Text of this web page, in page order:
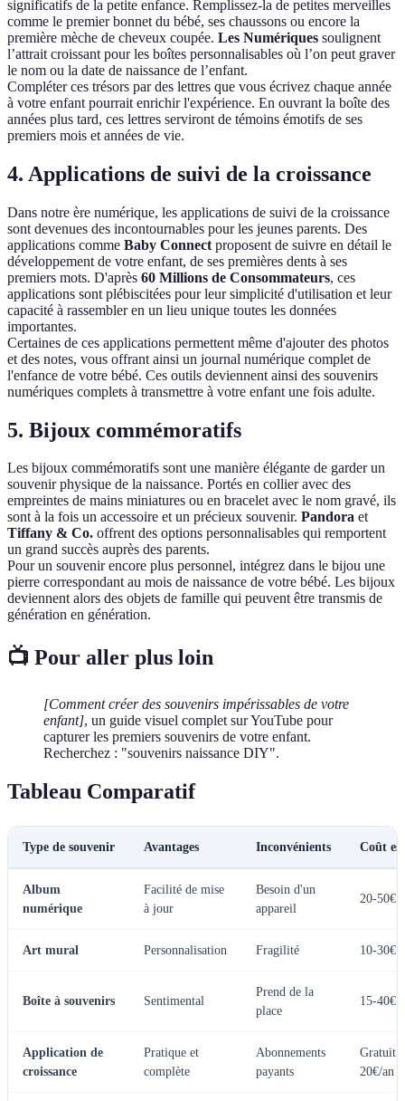
significatifs de la petite enfance. Remplissez-la de petites merveilles
comme le premier bonnet du bébé, ses chaussons ou encore la
première mèche de cheveux coupée. Les Numériques soulignent
l’attrait croissant pour les boîtes personnalisables où l’on peut graver
le nom ou la date de naissance de l’enfant.
Compléter ces trésors par des lettres que vous écrivez chaque année
à votre enfant pourrait enrichir l'expérience. En ouvrant la boîte des
années plus tard, ces lettres serviront de témoins émotifs de ses
premiers mois et années de vie.
4. Applications de suivi de la croissance
Dans notre ère numérique, les applications de suivi de la croissance
sont devenues des incontournables pour les jeunes parents. Des
applications comme Baby Connect proposent de suivre en détail le
développement de votre enfant, de ses premières dents à ses
premiers mots. D'après 60 Millions de Consommateurs, ces
applications sont plébiscitées pour leur simplicité d'utilisation et leur
capacité à rassembler en un lieu unique toutes les données
importantes.
Certaines de ces applications permettent même d'ajouter des photos
et des notes, vous offrant ainsi un journal numérique complet de
l'enfance de votre bébé. Ces outils deviennent ainsi des souvenirs
numériques complets à transmettre à votre enfant une fois adulte.
5. Bijoux commémoratifs
Les bijoux commémoratifs sont une manière élégante de garder un
souvenir physique de la naissance. Portés en collier avec des
empreintes de mains miniatures ou en bracelet avec le nom gravé, ils
sont à la fois un accessoire et un précieux souvenir. Pandora et
Tiffany & Co. offrent des options personnalisables qui remportent
un grand succès auprès des parents.
Pour un souvenir encore plus personnel, intégrez dans le bijou une
pierre correspondant au mois de naissance de votre bébé. Les bijoux
deviennent alors des objets de famille qui peuvent être transmis de
génération en génération.
📺 Pour aller plus loin
[Comment créer des souvenirs impérissables de votre
enfant], un guide visuel complet sur YouTube pour
capturer les premiers souvenirs de votre enfant.
Recherchez : "souvenirs naissance DIY".
Tableau Comparatif
Type de souvenir Avantages Inconvénients Coût
Album
numérique
Facilité de mise
à jour
Besoin d'un
appareil
20-50€
Art mural Personnalisation Fragilité 10-30€
Boîte à souvenirs Sentimental
Prend de la
place
15-40€
Application de
croissance
Pratique et
complète
Abonnements
payants
Gratuit -
20€/an